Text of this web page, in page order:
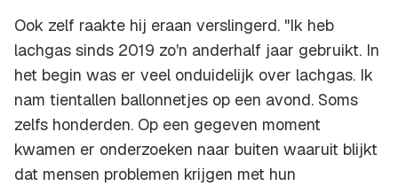
Ook zelf raakte hij eraan verslingerd. "Ik heb
lachgas sinds 2019 zo'n anderhalf jaar gebruikt. In
het begin was er veel onduidelijk over lachgas. Ik
nam tientallen ballonnetjes op een avond. Soms
zelfs honderden. Op een gegeven moment
kwamen er onderzoeken naar buiten waaruit blijkt
dat mensen problemen krijgen met hun